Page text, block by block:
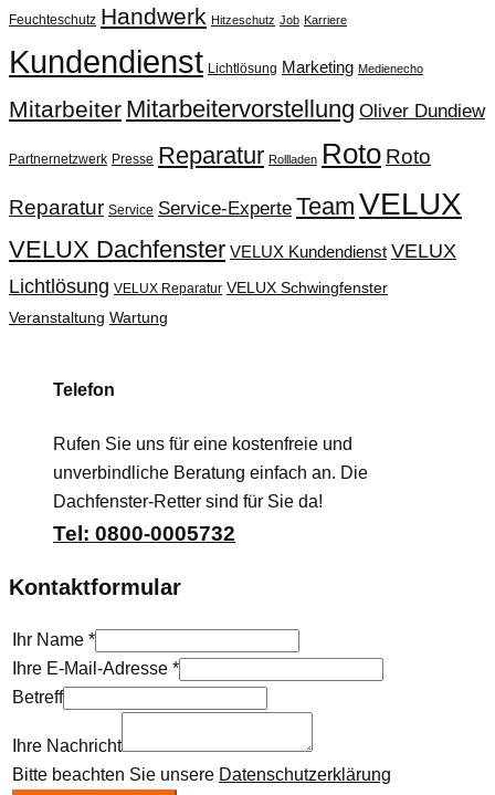
Feuchteschutz Handwerk Hitzeschutz Job Karriere
Kundendienst Lichtlösung Marketing Medienecho
Mitarbeiter Mitarbeitervorstellung Oliver Dundiew
Partnernetzwerk Presse Reparatur Rollladen Roto Roto
Reparatur Service Service-Experte Team VELUX
VELUX Dachfenster VELUX Kundendienst VELUX
Lichtlösung VELUX Reparatur VELUX Schwingfenster
Veranstaltung Wartung
Telefon
Rufen Sie uns für eine kostenfreie und
unverbindliche Beratung einfach an. Die
Dachfenster-Retter sind für Sie da!
Tel: 0800-0005732
Kontaktformular
Ihr Name *
Ihre E-Mail-Adresse *
Betreff
Ihre Nachricht
Bitte beachten Sie unsere Datenschutzerklärung